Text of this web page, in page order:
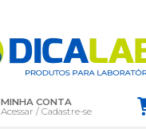
MINHA CONTA
Acessar /Cadastre-se